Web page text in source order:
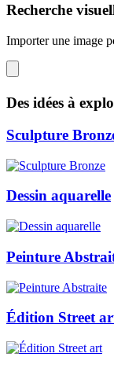
Recherche
Importer une image
Des idées à
Sculpture
Dessin aquarelle
Peinture
Édition Street